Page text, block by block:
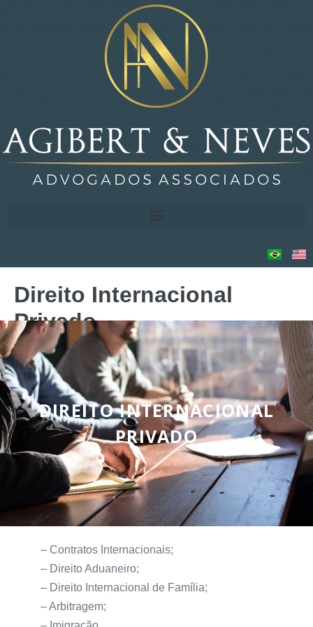
Direito Internacional
Privado
DIREITO INTERNACIONAL
PRIVADO
– Contratos Internacionais;
– Direito Aduaneiro;
– Direito Internacional de Família;
– Arbitragem;